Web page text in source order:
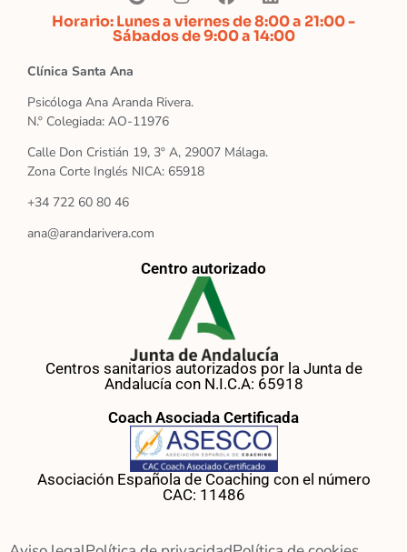
Horario: Lunes a viernes de 8:00 a 21:00 -
Sábados de 9:00 a 14:00
Clínica Santa Ana
Psicóloga Ana Aranda Rivera.
N.º Colegiada: AO-11976
Calle Don Cristián 19, 3º A, 29007 Málaga.
Zona Corte Inglés NICA: 65918
+34 722 60 80 46
ana@arandarivera.com
Centro autorizado
Centros sanitarios autorizados por la Junta de
Andalucía con N.I.C.A: 65918
Coach Asociada Certificada
Asociación Española de Coaching con el número
CAC: 11486